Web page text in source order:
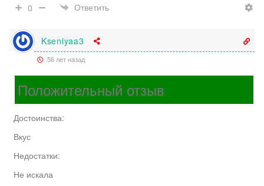
0
Ответить
Kseniyaa3
56 лет назад
Положительный отзыв
Достоинства:
Вкус
Недостатки:
Не искала